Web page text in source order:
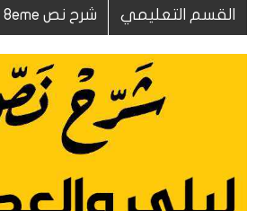
القسم التعليمي شرح نص char7nas 8eme